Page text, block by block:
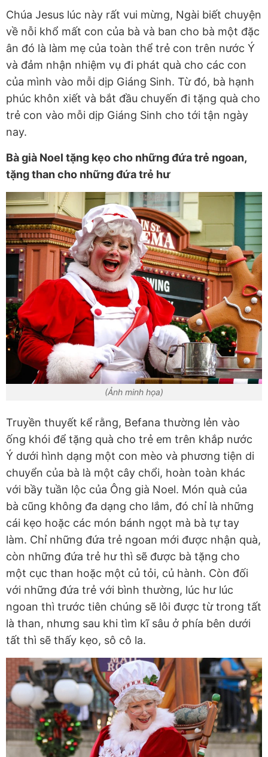
Chúa Jesus lúc này rất vui mừng, Ngài biết chuyện
về nỗi khổ mất con của bà và ban cho bà một đặc
ân đó là làm mẹ của toàn thể trẻ con trên nước Ý
và đảm nhận nhiệm vụ đi phát quà cho các con
của mình vào mỗi dịp Giáng Sinh. Từ đó, bà hạnh
phúc khôn xiết và bắt đầu chuyến đi tặng quà cho
trẻ con vào mỗi dịp Giáng Sinh cho tới tận ngày
nay.
Bà già Noel tặng kẹo cho những đứa trẻ ngoan,
tặng than cho những đứa trẻ hư
(Ảnh minh họa)
Truyền thuyết kể rằng, Befana thường lẻn vào
ống khói để tặng quà cho trẻ em trên khắp nước
Ý dưới hình dạng một con mèo và phương tiện di
chuyển của bà là một cây chổi, hoàn toàn khác
với bầy tuần lộc của Ông già Noel. Món quà của
bà cũng không đa dạng cho lắm, đó chỉ là những
cái kẹo hoặc các món bánh ngọt mà bà tự tay
làm. Chỉ những đứa trẻ ngoan mới được nhận quà,
còn những đứa trẻ hư thì sẽ được bà tặng cho
một cục than hoặc một củ tỏi, củ hành. Còn đối
với những đứa trẻ với bình thường, lúc hư lúc
ngoan thì trước tiên chúng sẽ lôi được từ trong tất
là than, nhưng sau khi tìm kĩ sâu ở phía bên dưới
tất thì sẽ thấy kẹo, sô cô la.